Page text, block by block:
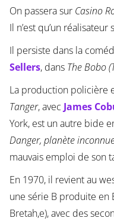
On passera sur Casino
Il n’est qu’un
Il persiste dans la
Sellers, dansThe Bobo
La production policière
Tanger, avec James
York, est un autre bide
Danger, planète
mauvais emploi de son
En 1970, il revient au
une série B produite en
Bretah,e), avec des